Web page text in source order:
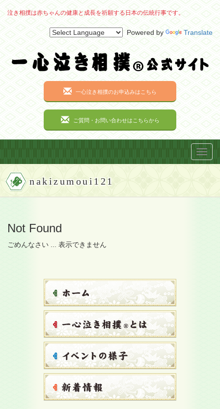
泣き相撲は赤ちゃんの健康と成長を祈願する日本の伝統行事です。
Powered by Translate
一心泣き相撲のお申込みはこちら
ご質問・お問い合わせはこちらから
nakizumoui121
Not Found
ごめんなさい ... 表示できません